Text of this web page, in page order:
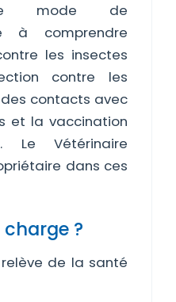
mode de
à comprendre
les insectes
contre les
contacts avec
et la vaccination
Le Vétérinaire
dans ces
charge ?
de la santé